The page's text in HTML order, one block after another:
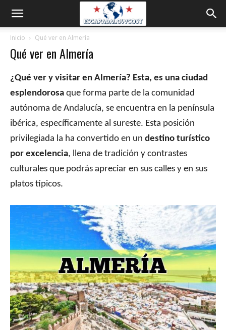
Inicio Qué ver en Almería
Qué ver en Almería
¿Qué ver y visitar en Almería? Esta, es una ciudad
esplendorosa que forma parte de la comunidad
autónoma de Andalucía, se encuentra en la península
ibérica, específicamente al sureste. Esta posición
privilegiada la ha convertido en un destino turístico
por excelencia, llena de tradición y contrastes
culturales que podrás apreciar en sus calles y en sus
platos típicos.